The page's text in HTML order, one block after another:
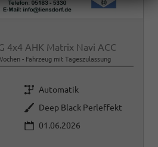
4x4 AHK Matrix Navi ACC
Fahrzeug mit Tageszulassung
Getriebe Automatik
Außenfarbe Deep Black Perleffekt
01.06.2026